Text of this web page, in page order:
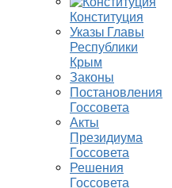
Конституция
Указы Главы
Республики
Крым
Законы
Постановления
Госсовета
Акты
Президиума
Госсовета
Решения
Госсовета